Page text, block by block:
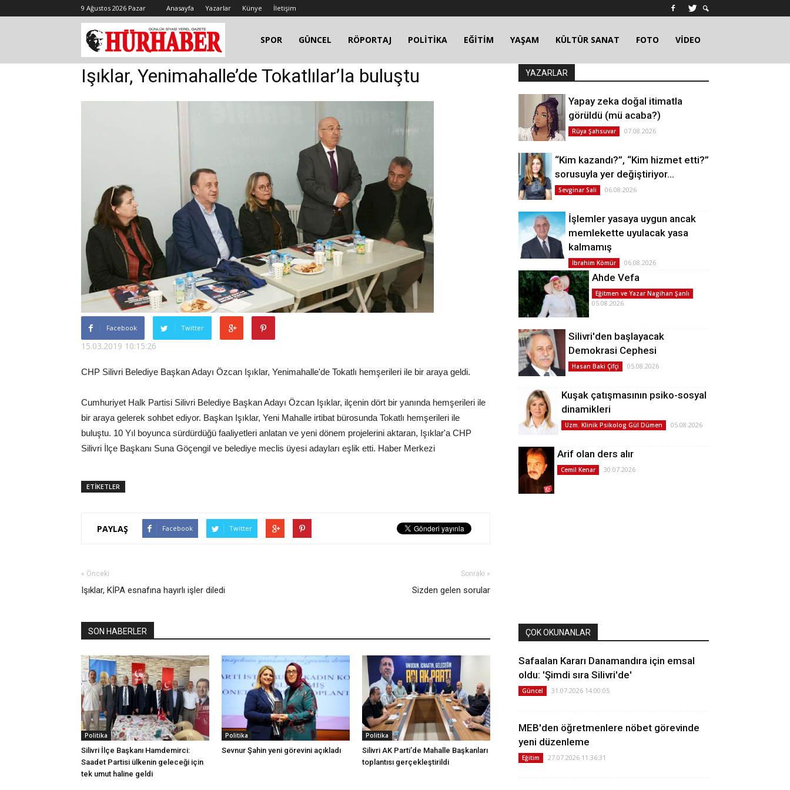
9 Ağustos 2026 Pazar Anasayfa Yazarlar Künye İletişim
SPOR GÜNCEL RÖPORTAJ POLİTİKA EĞİTİM YAŞAM KÜLTÜR SANAT FOTO VİDEO
Işıklar, Yenimahalle’de Tokatlılar’la buluştu
Facebook Twitter
15.03.2019 10:15:26
CHP Silivri Belediye Başkan Adayı Özcan Işıklar, Yenimahalle'de Tokatlı hemşerileri ile bir araya geldi.
Cumhuriyet Halk Partisi Silivri Belediye Başkan Adayı Özcan Işıklar, ilçenin dört bir yanında hemşerileri ile
bir araya gelerek sohbet ediyor. Başkan Işıklar, Yeni Mahalle irtibat bürosunda Tokatlı hemşerileri ile
buluştu. 10 Yıl boyunca sürdürdüğü faaliyetleri anlatan ve yeni dönem projelerini aktaran, Işıklar'a CHP
Silivri İlçe Başkanı Suna Göçengil ve belediye meclis üyesi adayları eşlik etti. Haber Merkezi
ETİKETLER
PAYLAŞ Facebook Twitter
« Önceki
Işıklar, KİPA esnafına hayırlı işler diledi
Sonraki »
Sizden gelen sorular
SON HABERLER
Politika
Silivri İlçe Başkanı Hamdemirci:
Saadet Partisi ülkenin geleceği için
tek umut haline geldi
Politika
Sevnur Şahin yeni görevini açıkladı
Politika
Silivri AK Parti’de Mahalle Başkanları
toplantısı gerçekleştirildi
YAZARLAR
Yapay zeka doğal itimatla
görüldü (mü acaba?)
Rüya Şahsuvar 07.08.2026
“Kim kazandı?”, “Kim hizmet etti?”
sorusuyla yer değiştiriyor…
Sevginar Sali 06.08.2026
İşlemler yasaya uygun ancak
memlekette uyulacak yasa
kalmamış
İbrahim Kömür 06.08.2026
Ahde Vefa
Eğitmen ve Yazar Nagihan Şanlı
05.08.2026
Silivri'den başlayacak
Demokrasi Cephesi
Hasan Baki Çifçi 05.08.2026
Kuşak çatışmasının psiko-sosyal
dinamikleri
Uzm. Klinik Psikolog Gül Dümen 05.08.2026
Arif olan ders alır
Cemil Kenar 30.07.2026
ÇOK OKUNANLAR
Safaalan Kararı Danamandıra için emsal
oldu: 'Şimdi sıra Silivri'de'
Güncel 31.07.2026 14:00:05
MEB'den öğretmenlere nöbet görevinde
yeni düzenleme
Eğitim 27.07.2026 11:36:31